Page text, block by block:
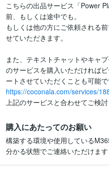
こちらの出品サービス「Power
前、もしくは途中でも。
もしくは他の方にご依頼される
せていただきます。
また、テキストチャットやキャ
のサービスを購入いただければ
https://coconala.com/services/
上記のサービスと合わせてご検討
購入にあたってのお願い
構築する環境や使用している
分かる状態でご連絡いただけます